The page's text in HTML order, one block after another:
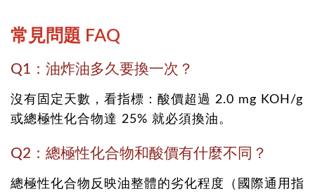
常見問題 FAQ
Q1：油炸油多久要換一次？
沒有固定天數，看指標：酸價超過 2.0 mg KOH/g
或總極性化合物達 25% 就必須換油。
Q2：總極性化合物和酸價有什麼不同？
總極性化合物反映油整體的劣化程度（國際通用指